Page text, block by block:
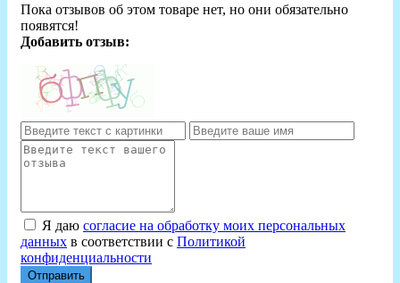
Пока отзывов об этом товаре нет, но они обязательно
появятся!
Добавить отзыв:
Я даю согласие на обработку моих персональных
данных в соответствии с Политикой
конфиденциальности
Отправить